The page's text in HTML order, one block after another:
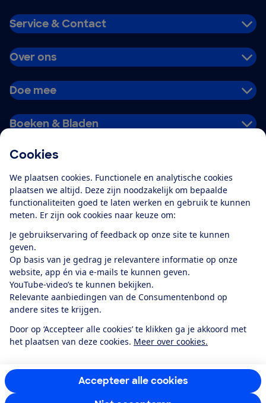
Cookies
We plaatsen cookies. Functionele en analytische cookies
plaatsen we altijd. Deze zijn noodzakelijk om bepaalde
functionaliteiten goed te laten werken en gebruik te kunnen
meten. Er zijn ook cookies naar keuze om:
Je gebruikservaring of feedback op onze site te kunnen
geven.
Op basis van je gedrag je relevantere informatie op onze
website, app én via e-mails te kunnen geven.
YouTube-video’s te kunnen bekijken.
Relevante aanbiedingen van de Consumentenbond op
andere sites te krijgen.
Door op ‘Accepteer alle cookies’ te klikken ga je akkoord met
het plaatsen van deze cookies. Meer over cookies.
Accepteer alle cookies
Service & Contact
Over ons
Doe mee
Boeken & Bladen
Alles over de
app
Algemene Voorwaarden
Privacyverklaring
Cookiebeleid
Privacyvoorkeuren
Toegankelijkheid
RSS-feed nieuws
Facebook
TwitterInstagram
YoutubeLinkedIn
12.901consumentenbeoordelen de Consumentenbondmet gemiddeld